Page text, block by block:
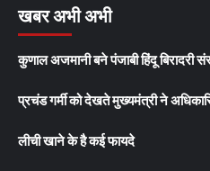
खबर अभी अभी
कुणाल अजमानी बने पंजाबी हिंदू बिरादरी
प्रचंड गर्मी को देखते मुख्यमंत्री ने
लीची खाने के है कई फायदे